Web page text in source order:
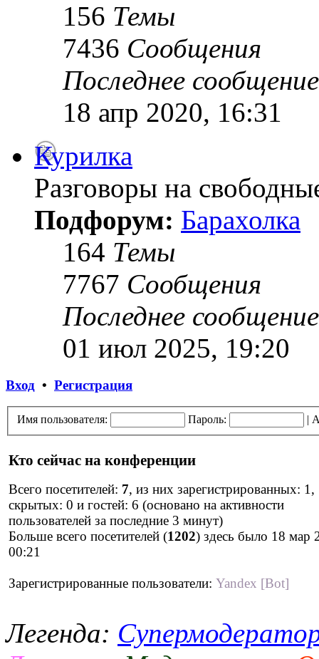
156 Темы
7436 Сообщения
Последнее сообщение
18 апр 2020, 16:31
Курилка
Разговоры на
Подфорум: Барахолка
164 Темы
7767 Сообщения
Последнее сообщение
01 июл 2025, 19:20
Вход • Регистрация
Имя пользователя: Пароль: |
Кто сейчас на конференции
Всего посетителей: 7, из них зарегистрированных: 1,
скрытых: 0 и гостей: 6 (основано на активности
пользователей за последние 3 минут)
Больше всего посетителей (1202) здесь было 18 мар
00:21
Зарегистрированные пользователи: Yandex [Bot]
Легенда: